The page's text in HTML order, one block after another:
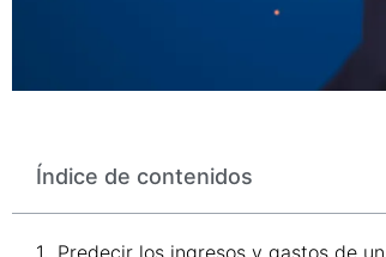
Índice de contenidos
Predecir los ingresos y gastos de